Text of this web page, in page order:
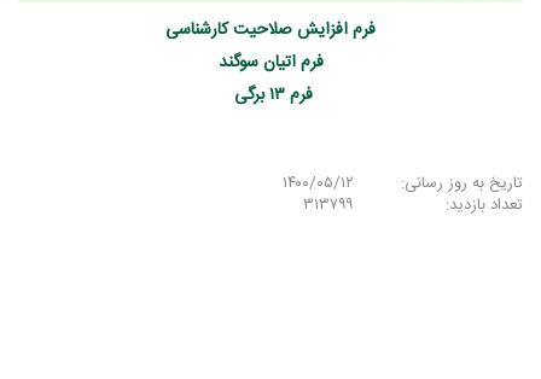
فرم افزایش صلاحیت کارشناسی
فرم اتیان سوگند
فرم ۱۳ برگی
تاریخ به روز رسانی:
۱۴۰۰/۰۵/۱۲
تعداد بازدید:
۳۱۳۷۹۹